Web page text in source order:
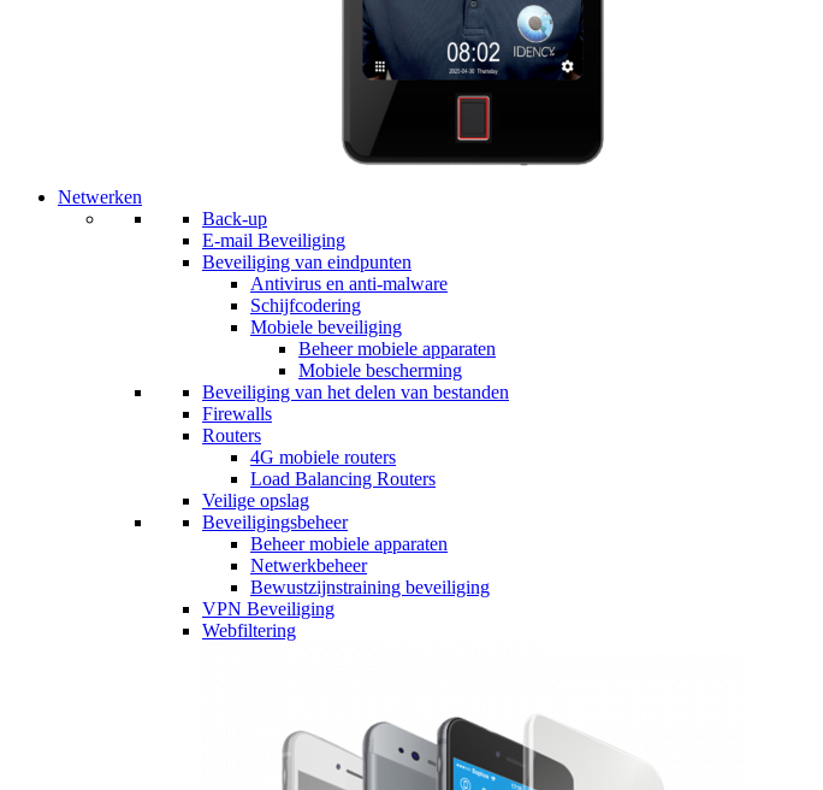
Netwerken
Back-up
E-mail Beveiliging
Beveiliging van eindpunten
Antivirus en anti-malware
Schijfcodering
Mobiele beveiliging
Beheer mobiele apparaten
Mobiele bescherming
Beveiliging van het delen van bestanden
Firewalls
Routers
4G mobiele routers
Load Balancing Routers
Veilige opslag
Beveiligingsbeheer
Beheer mobiele apparaten
Netwerkbeheer
Bewustzijnstraining beveiliging
VPN Beveiliging
Webfiltering